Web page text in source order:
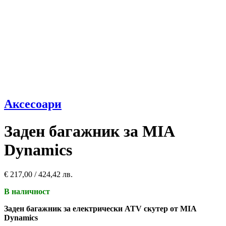
Аксесоари
Заден багажник за MIA
Dynamics
€ 217,00 / 424,42 лв.
В наличност
Заден багажник за електрически ATV скутер от MIA
Dynamics